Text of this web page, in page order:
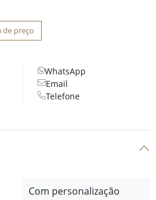
de preço
WhatsApp
Email
Telefone
Com personalização